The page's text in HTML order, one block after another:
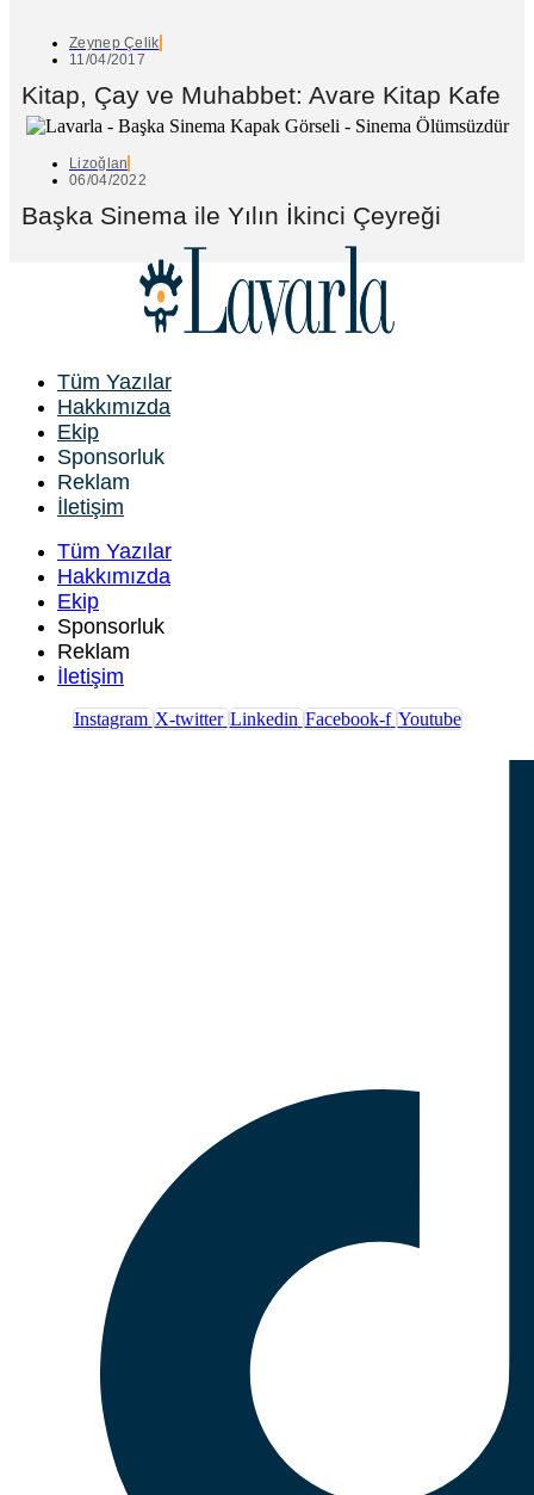
Zeynep Çelik
11/04/2017
Kitap, Çay ve Muhabbet: Avare Kitap Kafe
Lizoğlan
06/04/2022
Başka Sinema ile Yılın İkinci Çeyreği
Tüm Yazılar
Hakkımızda
Ekip
Sponsorluk
Reklam
İletişim
Tüm Yazılar
Hakkımızda
Ekip
Sponsorluk
Reklam
İletişim
Instagram X-twitter Linkedin Facebook-f Youtube